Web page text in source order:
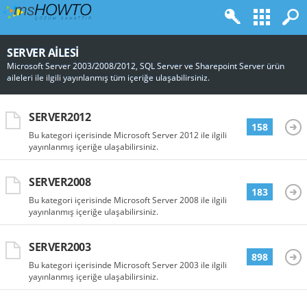
SERVER AILESI
Microsoft Server 2003/2008/2012, SQL Server ve Sharepoint Server ürün
aileleri ile ilgili yayınlanmış tüm içeriğe ulaşabilirsiniz.
SERVER2012
Bu kategori içerisinde Microsoft Server 2012 ile ilgili
yayınlanmış içeriğe ulaşabilirsiniz.
158
SERVER2008
Bu kategori içerisinde Microsoft Server 2008 ile ilgili
yayınlanmış içeriğe ulaşabilirsiniz.
183
SERVER2003
Bu kategori içerisinde Microsoft Server 2003 ile ilgili
yayınlanmış içeriğe ulaşabilirsiniz.
898